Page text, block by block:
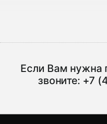
Если Вам нужна
звоните: +7